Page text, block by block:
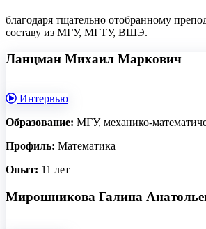
благодаря тщательно отобранному
составу из МГУ, МГТУ, ВШЭ.
Ланцман Михаил Маркович
Интервью
Образование: МГУ, механико-
Профиль: Математика
Опыт: 11 лет
Мирошникова Галина